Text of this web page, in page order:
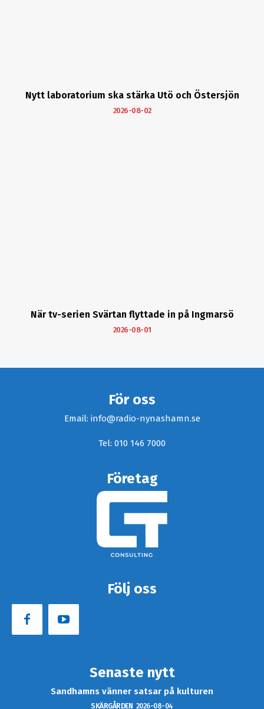
Nytt laboratorium ska stärka Utö och Östersjön
2026-08-02
När tv-serien Svärtan flyttade in på Ingmarsö
2026-08-01
För oss
Email: info@radio-nynashamn.se
Tel: 010 146 7000
Företag
Följ oss
Senaste nytt
Sandhamns vänner satsar på kulturen
SKÄRGÅRDEN 2026-08-04